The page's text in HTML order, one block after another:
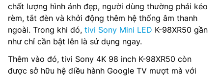
chất lượng hình ảnh đẹp, người dùng thường phải kéo
rèm, tắt đèn và khởi động thêm hệ thống âm thanh
ngoài. Trong khi đó, tivi Sony Mini LED K-98XR50 gần
như chỉ cần bật lên là sử dụng ngay.
Thêm vào đó, tivi Sony 4K 98 inch K-98XR50 còn
được sở hữu hệ điều hành Google TV mượt mà với